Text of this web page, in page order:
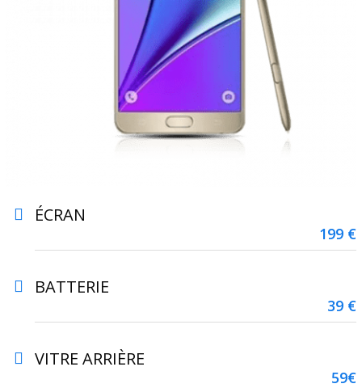
ÉCRAN
199 €
BATTERIE
39 €
VITRE ARRIÈRE
59€